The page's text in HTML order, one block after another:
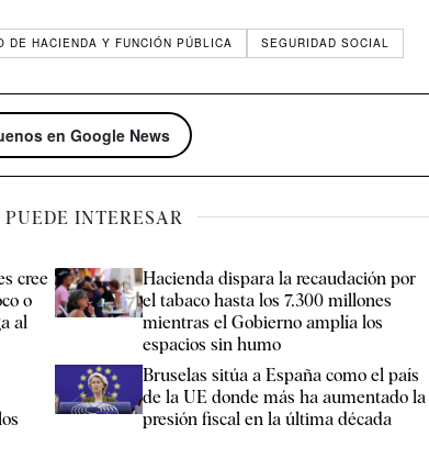
DE HACIENDA Y FUNCIÓN PÚBLICA SEGURIDAD SOCIAL
en Google News
PUEDE INTERESAR
cree
o
al
Hacienda dispara la recaudación por
el tabaco hasta los 7.300 millones
mientras el Gobierno amplía los
espacios sin humo
Bruselas sitúa a España como el país
de la UE donde más ha aumentado la
presión fiscal en la última década